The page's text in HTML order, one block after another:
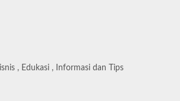
, Edukasi , Informasi dan Tips